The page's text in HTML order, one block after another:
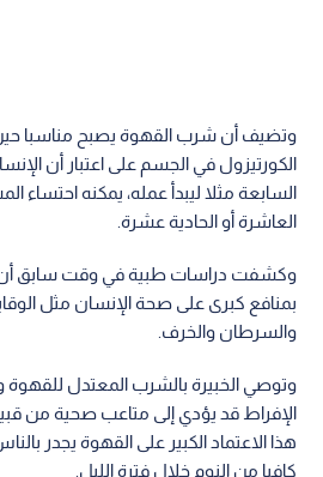
وتضيف أن شرب القهوة يصبح مناسبا
الكورتيزول في الجسم على اعتبار أن
السابعة مثلا ليبدأ عمله، يمكنه احتساء
العاشرة أو الحادية عشرة.
وكشفت دراسات طبية في وقت سابق
بمنافع كبرى على صحة الإنسان مثل
والسرطان والخرف.
وتوصي الخبيرة بالشرب المعتدل للقهوة
الإفراط قد يؤدي إلى متاعب صحية من
هذا الاعتماد الكبير على القهوة يجدر
كافيا من النوم خلال فترة الليل.